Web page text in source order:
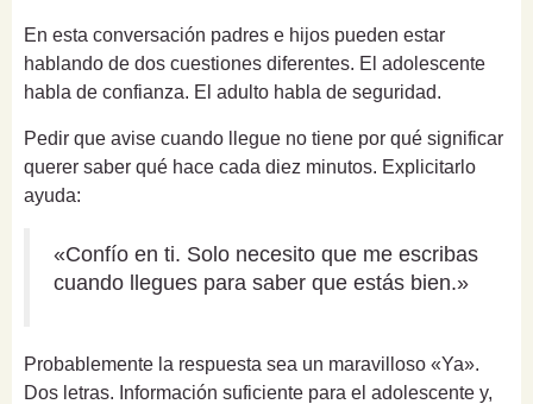
En esta conversación padres e hijos pueden estar
hablando de dos cuestiones diferentes. El adolescente
habla de confianza. El adulto habla de seguridad.
Pedir que avise cuando llegue no tiene por qué significar
querer saber qué hace cada diez minutos. Explicitarlo
ayuda:
«Confío en ti. Solo necesito que me escribas
cuando llegues para saber que estás bien.»
Probablemente la respuesta sea un maravilloso «Ya».
Dos letras. Información suficiente para el adolescente y,